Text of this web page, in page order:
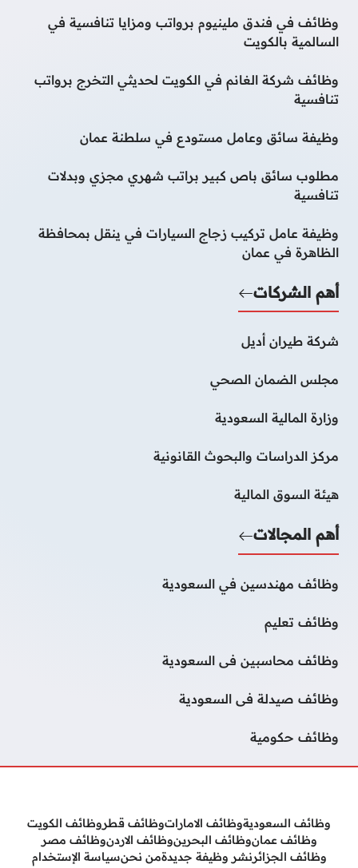
وظائف في فندق ملينيوم برواتب ومزايا تنافسية في
السالمية بالكويت
وظائف شركة الغانم في الكويت لحديثي التخرج برواتب
تنافسية
وظيفة سائق وعامل مستودع في سلطنة عمان
مطلوب سائق باص كبير براتب شهري مجزي وبدلات
تنافسية
وظيفة عامل تركيب زجاج السيارات في ينقل بمحافظة
الظاهرة في عمان
أهم الشركات
شركة طيران أديل
مجلس الضمان الصحي
وزارة المالية السعودية
مركز الدراسات والبحوث القانونية
هيئة السوق المالية
أهم المجالات
وظائف مهندسين في السعودية
وظائف تعليم
وظائف محاسبين فى السعودية
وظائف صيدلة فى السعودية
وظائف حكومية
وظائف السعوديةوظائف الاماراتوظائف قطروظائف الكويت
وظائف عمانوظائف البحرينوظائف الاردنوظائف مصر
وظائف الجزائرنشر وظيفة جديدةمن نحنسياسة الإستخدام